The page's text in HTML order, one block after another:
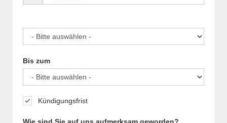
Bis zum
Kündigungsfrist